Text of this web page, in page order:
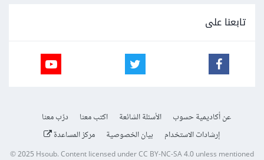
تابعنا على
عن أكاديمية حسوب الأسئلة الشائعة اكتب معنا
درّب معنا
إرشادات الاستخدام
بيان الخصوصية مركز المساعدة
© 2025Hsoub.Content licensed underCC BY-NC-SA 4.0unless mentioned